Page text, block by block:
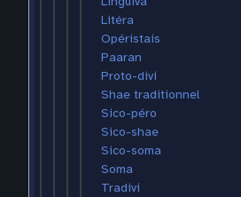
Litéra
Opéristais
Paaran
Proto-divi
Shae traditionnel
Sico-péro
Sico-shae
Sico-soma
Soma
Tradivi